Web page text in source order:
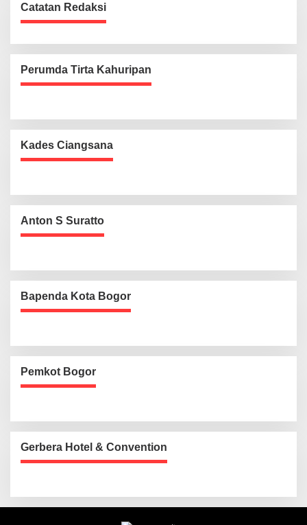
Catatan Redaksi
Perumda Tirta Kahuripan
Kades Ciangsana
Anton S Suratto
Bapenda Kota Bogor
Pemkot Bogor
Gerbera Hotel & Convention